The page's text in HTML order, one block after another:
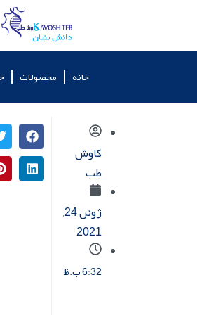
خانه محصولات
کاوش
طب
ژوئن 24,
2021
6:32 ب.ظ